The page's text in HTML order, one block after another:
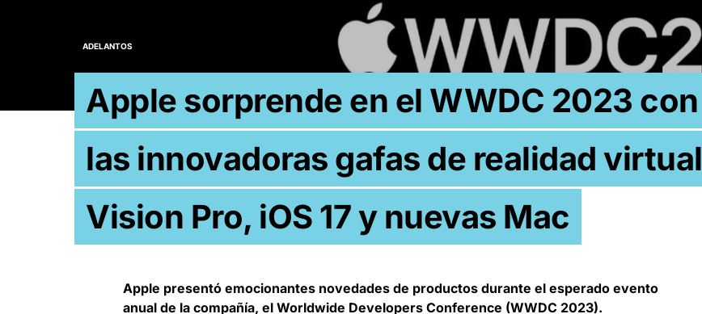
ADELANTOS
Apple sorprende en el WWDC 2023 con
las innovadoras gafas de realidad virtual
Vision Pro, iOS 17 y nuevas Mac
Apple presentó emocionantes novedades de productos durante el esperado evento
anual de la compañía, el Worldwide Developers Conference (WWDC 2023).